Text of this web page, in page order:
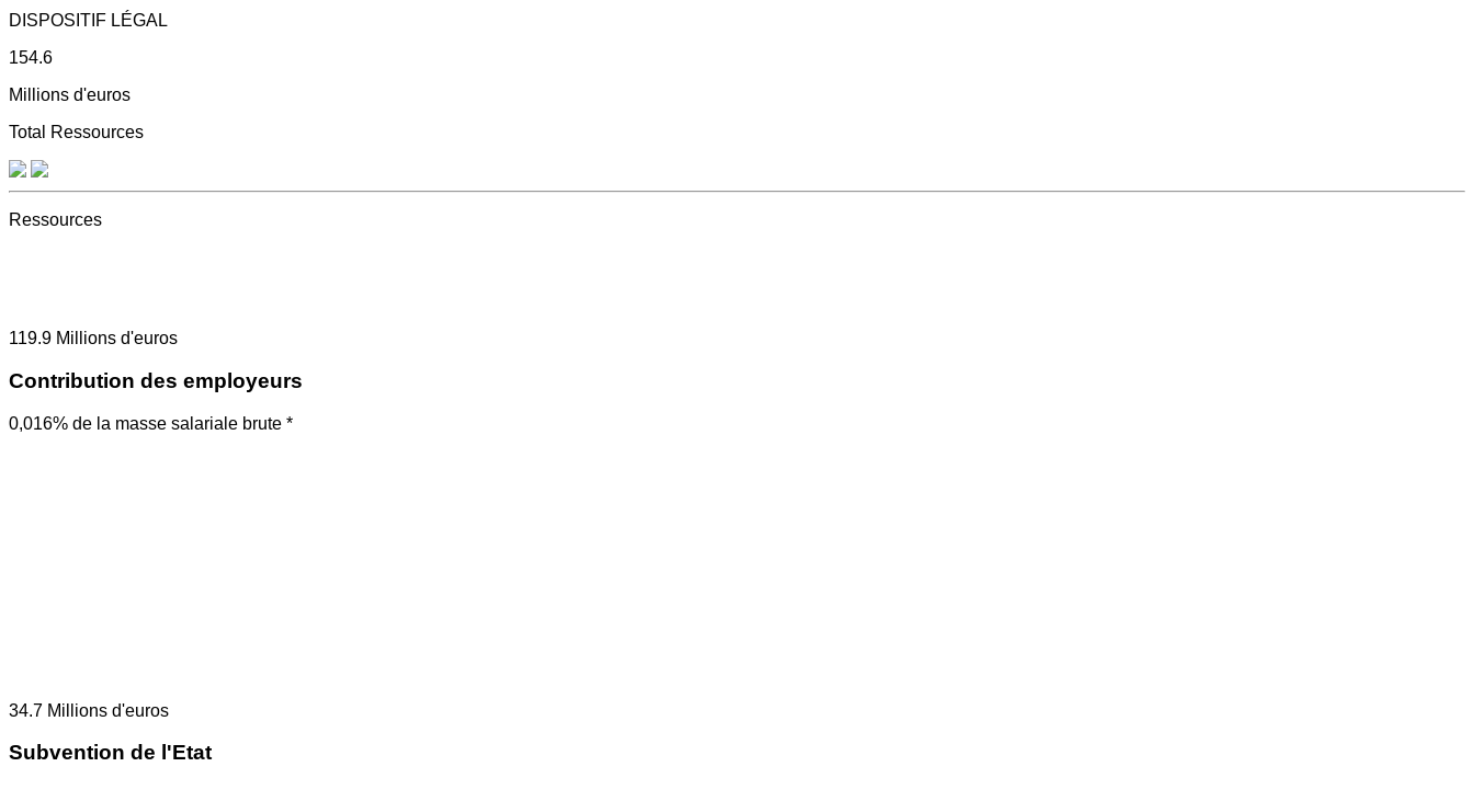
DISPOSITIF LÉGAL
154.6
Millions d'euros
Total Ressources
Ressources
119.9 Millions d'euros
Contribution des employeurs
0,016% de la masse salariale brute *
34.7 Millions d'euros
Subvention de l'Etat